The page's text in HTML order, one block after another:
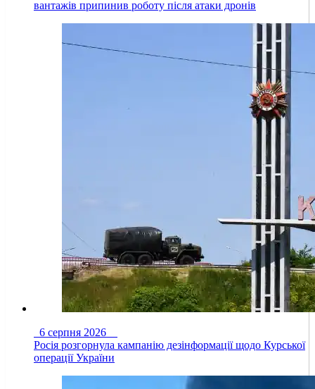
вантажів припинив роботу після атаки дронів
6 серпня 2026
Росія розгорнула кампанію дезінформації щодо Курської
операції України